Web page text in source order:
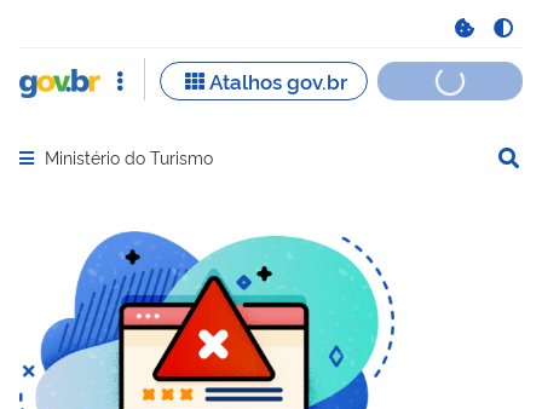
Abrir menu principal de navegação
Ministério do Turismo